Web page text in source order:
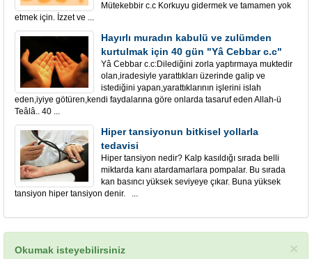
Mütekebbir c.c Korkuyu gidermek ve tamamen yok
etmek için. İzzet ve ...
Hayırlı muradın kabulü ve zulümden
kurtulmak için 40 gün "Yâ Cebbar c.c"
Yâ Cebbar c.c:Dilediğini zorla yaptırmaya muktedir
olan,iradesiyle yarattıkları üzerinde galip ve
istediğini yapan,yarattıklarının işlerini islah
eden,iyiye götüren,kendi faydalarına göre onlarda tasaruf eden Allah-ü
Teâlâ.. 40 ...
Hiper tansiyonun bitkisel yollarla
tedavisi
Hiper tansiyon nedir? Kalp kasıldığı sırada belli
miktarda kanı atardamarlara pompalar. Bu sırada
kan basıncı yüksek seviyeye çıkar. Buna yüksek
tansiyon hiper tansiyon denir. ...
×
Okumak isteyebilirsiniz